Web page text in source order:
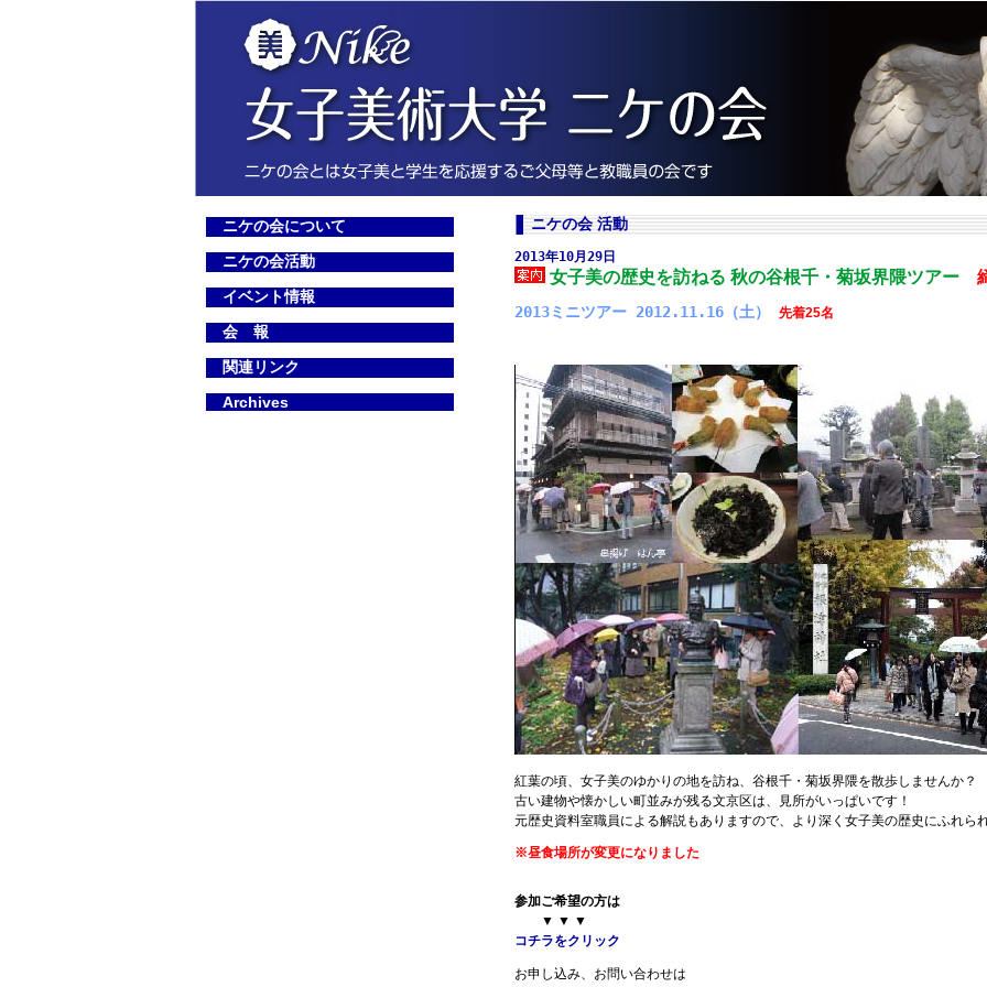
ニケの会について
ニケの会活動
イベント情報
会 報
関連リンク
Archives
ニケの会 活動
2013年10月29日
女子美の歴史を訪ねる 秋の谷根千・菊坂界隈ツアー
2013ミニツアー 2012.11.16（土） 先着25名
紅葉の頃、女子美のゆかりの地を訪ね、谷根千・菊坂界隈を散歩しませんか？
古い建物や懐かしい町並みが残る文京区は、見所がいっぱいです！
元歴史資料室職員による解説もありますので、より深く女子美の歴史にふれら
※昼食場所が変更になりました
参加ご希望の方は
▼ ▼ ▼
コチラをクリック
お申し込み、お問い合わせは